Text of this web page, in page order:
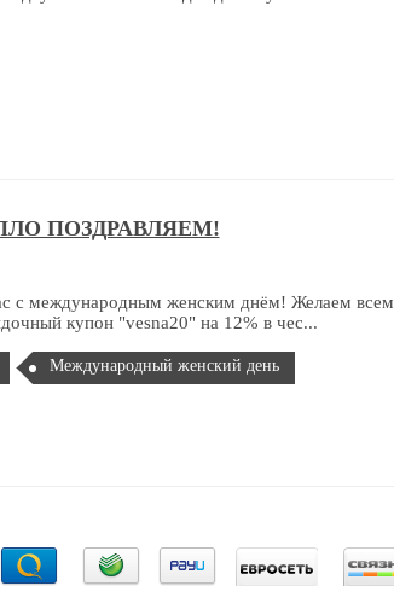
ПОЗДРАВЛЯЕМ!
с международным женским днём! Желаем
купон "vesna20" на 12% в чес...
Международный женский день